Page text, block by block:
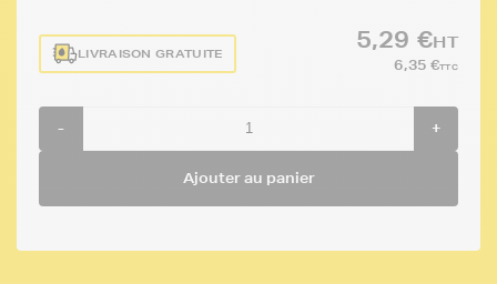
LIVRAISON GRATUITE
5,29 €HT
6,35 €TTC
- +
Ajouter au panier